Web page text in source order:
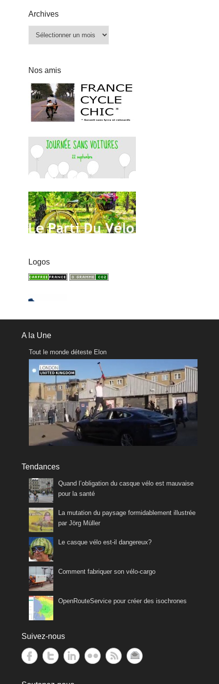
Archives
Archives
Nos amis
Logos
A la Une
Tout le monde déteste Elon
Tendances
Quand l’obligation du casque vélo est mauvaise
pour la santé
La mutation du paysage formidablement illustrée
par Jörg Müller
Le casque vélo est-il dangereux?
Comment fabriquer son vélo-cargo
OpenRouteService pour créer des isochrones
Suivez-nous